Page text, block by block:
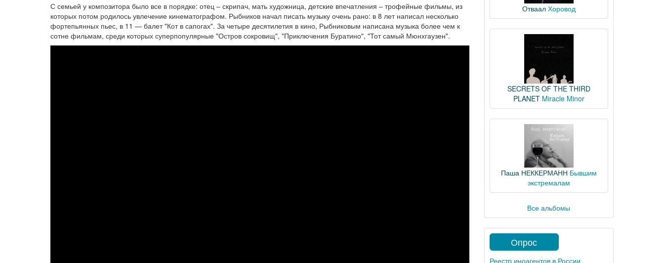
С семьей у композитора было все в порядке: отец – скрипач, мать художница, детские впечатления – трофейные фильмы, из
которых потом родилось увлечение кинематографом. Рыбников начал писать музыку очень рано: в 8 лет написал несколько
фортепьянных пьес, в 11 — балет "Кот в сапогах". За четыре десятилетия в кино, Рыбниковым написана музыка более чем к
сотне фильмам, среди которых суперпопулярные "Остров сокровищ", "Приключения Буратино", "Тот самый Мюнхгаузен".
Отваал Хоровод
SECRETS OF THE THIRD
PLANET Miracle Minor
Паша НЕККЕРМАНН Бывшим
экстремалам
Все альбомы
Опрос
Реестр иноагентов в России